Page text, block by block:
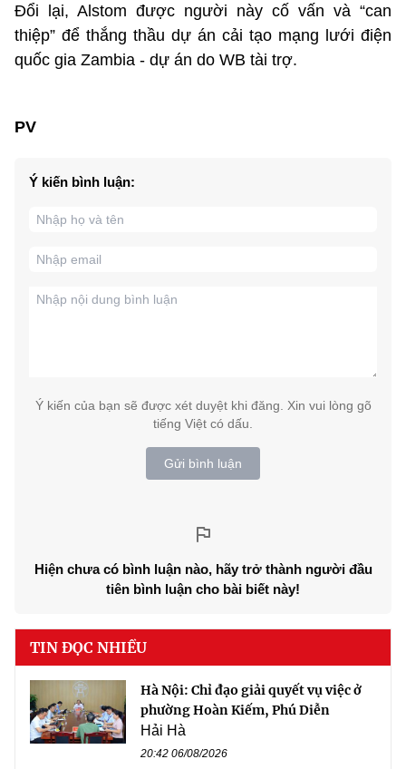
Đổi lại, Alstom được người này cố vấn và “can
thiệp” để thắng thầu dự án cải tạo mạng lưới điện
quốc gia Zambia - dự án do WB tài trợ.
PV
Ý kiến bình luận:
Ý kiến của bạn sẽ được xét duyệt khi đăng. Xin vui lòng gõ
tiếng Việt có dấu.
Gửi bình luận
Hiện chưa có bình luận nào, hãy trở thành người đầu
tiên bình luận cho bài biết này!
TIN ĐỌC NHIỀU
Hà Nội: Chỉ đạo giải quyết vụ việc ở
phường Hoàn Kiếm, Phú Diễn
Hải Hà
20:42 06/08/2026